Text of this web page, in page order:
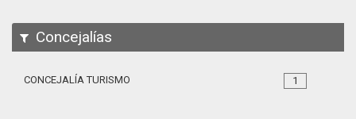
Concejalías
1
CONCEJALÍA TURISMO